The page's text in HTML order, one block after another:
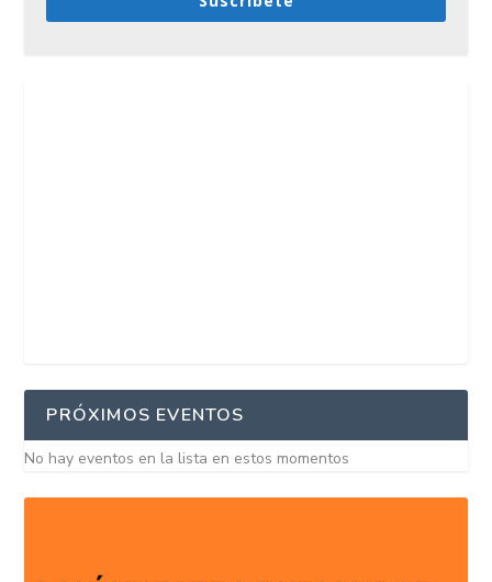
PRÓXIMOS EVENTOS
No hay eventos en la lista en estos momentos